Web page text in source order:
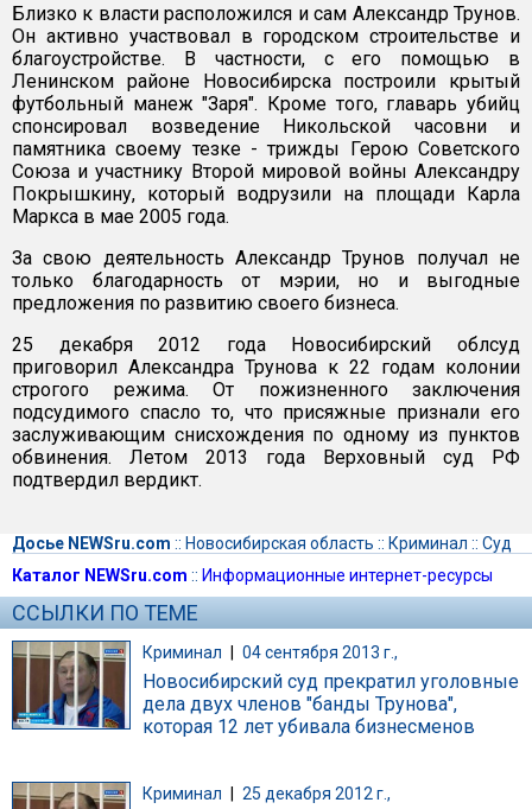
Близко к власти расположился и сам Александр Трунов.
Он активно участвовал в городском строительстве и
благоустройстве. В частности, с его помощью в
Ленинском районе Новосибирска построили крытый
футбольный манеж "Заря". Кроме того, главарь убийц
спонсировал возведение Никольской часовни и
памятника своему тезке - трижды Герою Советского
Союза и участнику Второй мировой войны Александру
Покрышкину, который водрузили на площади Карла
Маркса в мае 2005 года.
За свою деятельность Александр Трунов получал не
только благодарность от мэрии, но и выгодные
предложения по развитию своего бизнеса.
25 декабря 2012 года Новосибирский облсуд
приговорил Александра Трунова к 22 годам колонии
строгого режима. От пожизненного заключения
подсудимого спасло то, что присяжные признали его
заслуживающим снисхождения по одному из пунктов
обвинения. Летом 2013 года Верховный суд РФ
подтвердил вердикт.
Досье NEWSru.com :: Новосибирская область :: Криминал :: Суд
Каталог NEWSru.com :: Информационные интернет-ресурсы
ССЫЛКИ ПО ТЕМЕ
Криминал | 04 сентября 2013 г.,
Новосибирский суд прекратил уголовные
дела двух членов "банды Трунова",
которая 12 лет убивала бизнесменов
Криминал 25 декабря 2012 г.,